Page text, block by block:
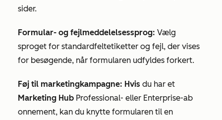
sider.
Formular- og fejlmeddelelsessprog: Vælg
sproget for standardfeltetiketter og fejl, der vises
for besøgende, når formularen udfyldes forkert.
Føj til marketingkampagne: Hvis du har et
Marketing Hub Professional- eller Enterprise-ab
onnement, kan du knytte formularen til en